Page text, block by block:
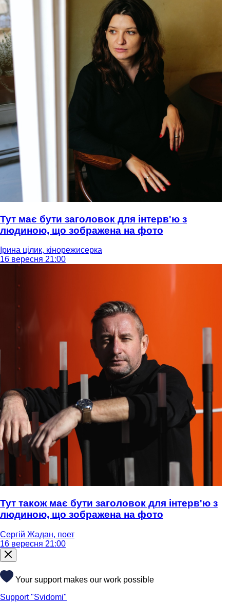
Тут має бути заголовок для інтерв'ю з
людиною, що зображена на фото
Ірина цілик, кінорежисерка
16 вересня 21:00
Тут також має бути заголовок для інтерв'ю з
людиною, що зображена на фото
Сергій Жадан, поет
16 вересня 21:00
Your support makes our work possible
Support "Svidomi"